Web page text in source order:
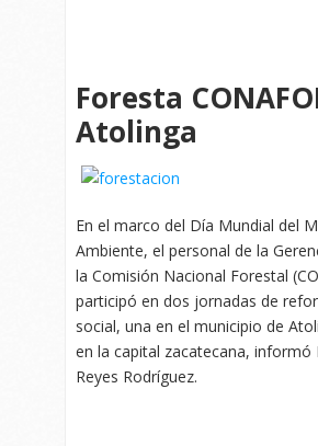
Foresta
Atolinga
En el marco del Día Mundial del
Ambiente, el personal de la
la Comisión Nacional Forestal
participó en dos jornadas de
social, una en el municipio de
en la capital zacatecana, informó
Reyes Rodríguez.